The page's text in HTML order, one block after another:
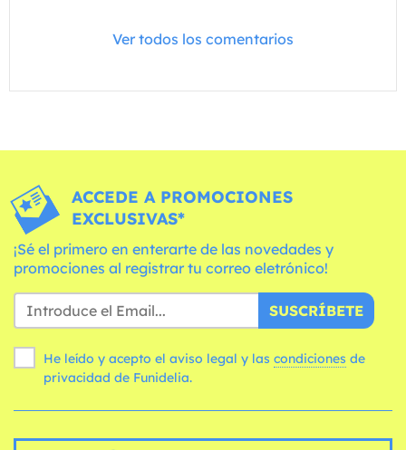
Ver todos los comentarios
ACCEDE A PROMOCIONES
EXCLUSIVAS*
¡Sé el primero en enterarte de las novedades y
promociones al registrar tu correo eletrónico!
SUSCRÍBETE
He leído y acepto el aviso legal y las condiciones
privacidad de Funidelia.